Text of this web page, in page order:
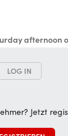
afternoon
LOG IN
Jetzt